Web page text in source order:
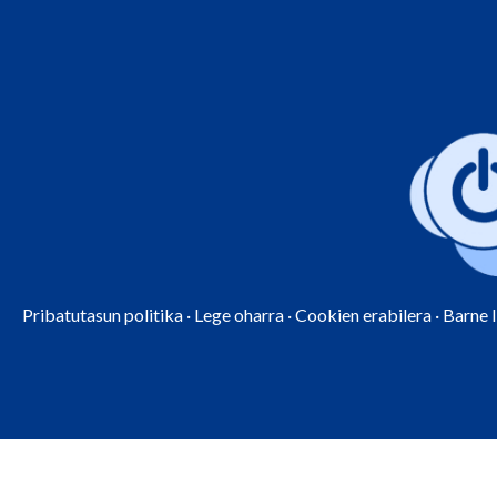
Pribatutasun politika · Lege oharra ·Cookien erabilera · Barne